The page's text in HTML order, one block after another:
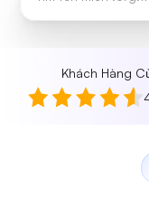
Khách Hàng